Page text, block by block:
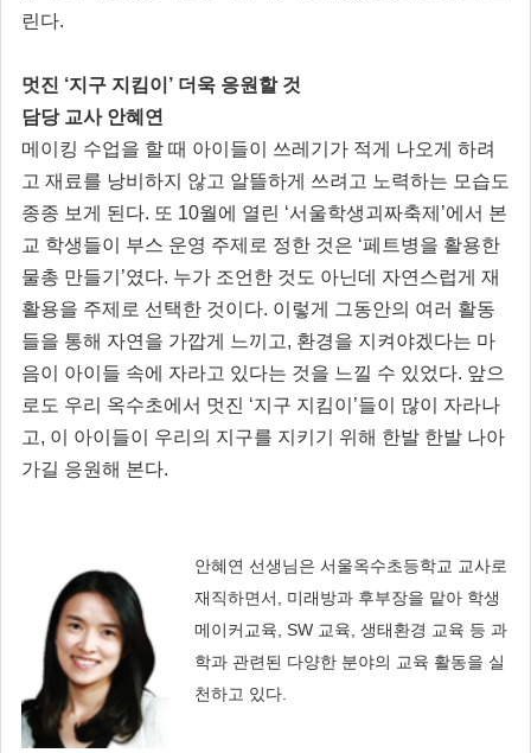
린다.
멋진 ‘지구 지킴이’ 더욱 응원할 것
담당 교사 안혜연
메이킹 수업을 할 때 아이들이 쓰레기가 적게 나오게 하려
고 재료를 낭비하지 않고 알뜰하게 쓰려고 노력하는 모습도
종종 보게 된다. 또 10월에 열린 ‘서울학생괴짜축제’에서 본
교 학생들이 부스 운영 주제로 정한 것은 ‘페트병을 활용한
물총 만들기’였다. 누가 조언한 것도 아닌데 자연스럽게 재
활용을 주제로 선택한 것이다. 이렇게 그동안의 여러 활동
들을 통해 자연을 가깝게 느끼고, 환경을 지켜야겠다는 마
음이 아이들 속에 자라고 있다는 것을 느낄 수 있었다. 앞으
로도 우리 옥수초에서 멋진 ‘지구 지킴이’들이 많이 자라나
고, 이 아이들이 우리의 지구를 지키기 위해 한발 한발 나아
가길 응원해 본다.
안혜연 선생님은 서울옥수초등학교 교사로
재직하면서, 미래방과 후부장을 맡아 학생
메이커교육, SW 교육, 생태환경 교육 등 과
학과 관련된 다양한 분야의 교육 활동을 실
천하고 있다.